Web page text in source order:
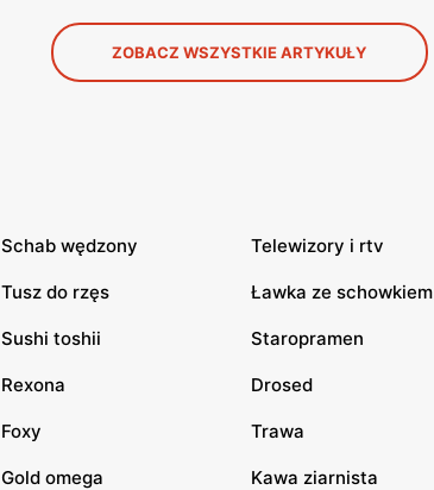
ZOBACZ WSZYSTKIE ARTYKUŁY
Schab wędzony Telewizory i rtv
Tusz do rzęs Ławka ze schowkiem
Sushi toshii Staropramen
Rexona Drosed
Foxy Trawa
Gold omega Kawa ziarnista